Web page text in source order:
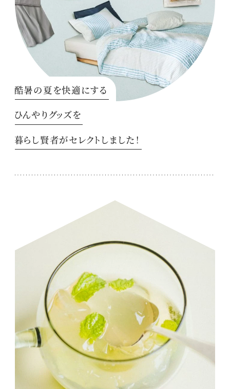
酷暑の夏を快適にする
ひんやりグッズを
暮らし賢者がセレクトしました！